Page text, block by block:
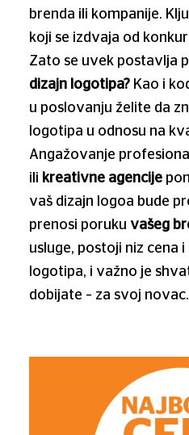
brenda ili kompanije.
koji se izdvaja od
Zato se uvek postavlja
dizajn logotipa?Kao i
u poslovanju želite da
logotipa u odnosu na
Angažovanje
ili kreativne agencije
vaš dizajn logoa bude
prenosi poruku vašeg
usluge, postoji niz cena
logotipa, i važno je
dobijate – za svoj novac.